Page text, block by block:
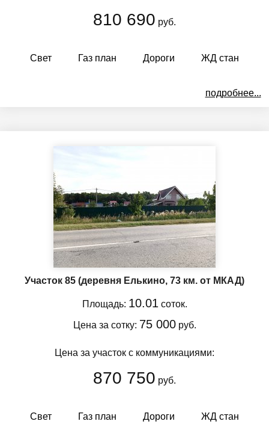
810 690 руб.
Свет Газ план Дороги ЖД стан
подробнее...
Участок 85 (деревня Елькино, 73 км. от МКАД)
Площадь: 10.01 соток.
Цена за сотку: 75 000руб.
Цена за участок с коммуникациями:
870 750 руб.
Свет Газ план Дороги ЖД стан